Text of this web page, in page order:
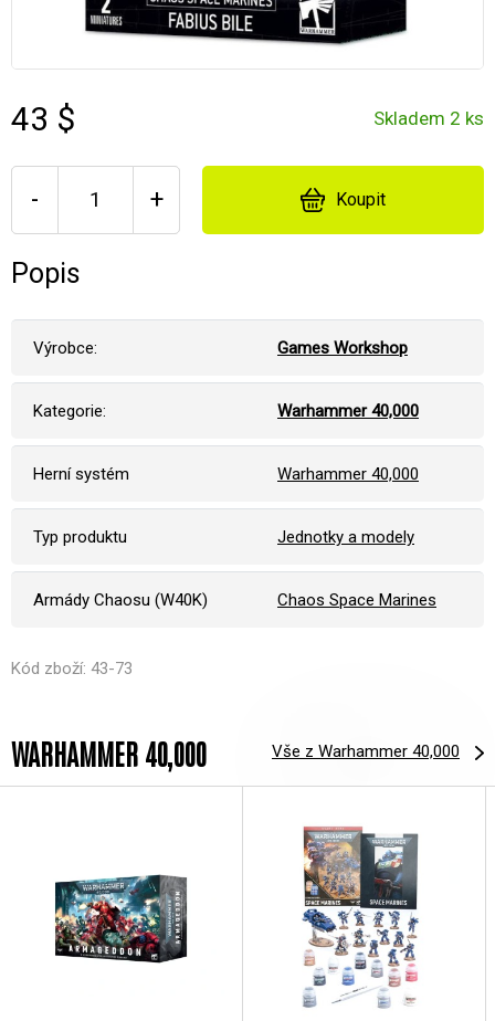
43 $ Skladem 2 ks
- + Koupit
Popis
Výrobce: Games Workshop
Kategorie: Warhammer 40,000
Herní systém Warhammer 40,000
Typ produktu Jednotky a modely
Armády Chaosu (W40K) Chaos Space Marines
Kód zboží: 43-73
WARHAMMER 40,000 Vše z Warhammer 40,000